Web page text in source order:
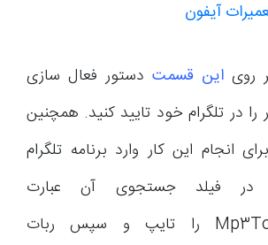
آیفون
روی این قسمت دستور فعال سازی
را در تلگرام خود تایید کنید. همچنین
انجام این کار وارد برنامه تلگرام
فیلد جستجوی آن عبارت
@Mp3Toolsbot را تایپ و سپس ربات